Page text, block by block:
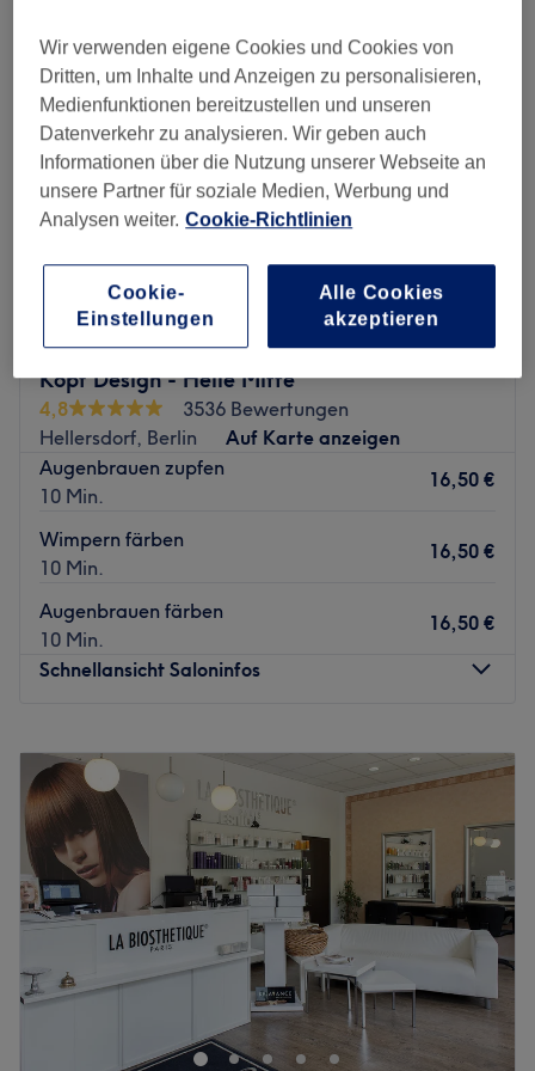
Kopf Design - Helle Mitte
4,8
3536 Bewertungen
Hellersdorf, Berlin
Auf Karte anzeigen
Augenbrauen zupfen
10 Min.
16,50 €
Wimpern färben
10 Min.
16,50 €
Augenbrauen färben
10 Min.
16,50 €
Schnellansicht Saloninfos
Dienstag
08:00 –18:00
Mittwoch
08:00–18:00
Donnerstag
Freitag
08:00–18:00
Samstag
08:00–15:00
Sonntag
Geschlossen
Wie immer war gestern – so lautet das Motto des
Friseursalons Kopf Design – Helle Mitte in der Janusz-
Korczak-Straße 29 in Berlin. Probiere es am besten selbst
aus. Warte nicht länger und buche deinen persönlichen
Wir verwenden eigene Cookies und Cookies von
Dritten, um Inhalte und Anzeigen zu personalisieren,
Medienfunktionen bereitzustellen und unseren
Datenverkehr zu analysieren. Wir geben auch
Informationen über die Nutzung unserer Webseite an
unsere Partner für soziale Medien, Werbung und
Analysen weiter. Cookie-Richtlinien
Cookie-
Einstellungen
Alle Cookies
akzeptieren